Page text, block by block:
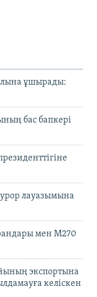
ұшырады:
бас бапкері
лауазымына
мен M270
экспортына
келіскен